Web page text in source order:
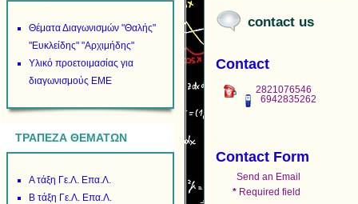
Θέματα Διαγωνισμών "Θαλής"
"Ευκλείδης" "Αρχιμήδης"
Υλικό προετοιμασίας για
διαγωνισμούς ΕΜΕ
ΤΡΑΠΕΖΑ ΘΕΜΑΤΩΝ
Α τάξη Γε.Λ. Επα.Λ.
Β τάξη Γε.Λ. Επα.Λ.
contact us
Contact
2821076546
6942835262
Contact Form
Send an Email
* Required field